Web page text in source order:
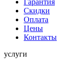
Гарантия
Скидки
Оплата
Цены
Контакты
услуги